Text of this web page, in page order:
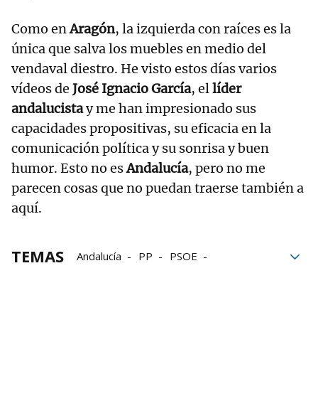
Como enAragón, la izquierda con raíces es la
única que salva los muebles en medio del
vendaval diestro. He visto estos días varios
vídeos de José Ignacio García, ellíder
andalucistay me han impresionado sus
capacidades propositivas, su eficacia en la
comunicación política y su sonrisa y buen
humor. Esto no esAndalucía, pero no me
parecen cosas que no puedan traerse también a
aquí.
TEMAS Andalucía PP
PSOE